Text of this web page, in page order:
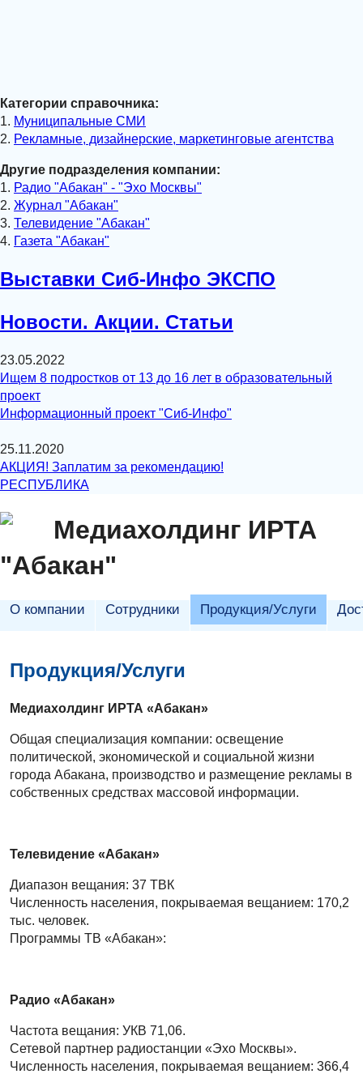
Категории справочника:
1. Муниципальные СМИ
2. Рекламные, дизайнерские, маркетинговые агентства
Другие подразделения компании:
1. Радио "Абакан" - "Эхо Москвы"
2. Журнал "Абакан"
3. Телевидение "Абакан"
4. Газета "Абакан"
Выставки Сиб-Инфо ЭКСПО
Новости. Акции. Статьи
23.05.2022
Ищем 8 подростков от 13 до 16 лет в образовательный
проект
Информационный проект "Сиб-Инфо"
25.11.2020
АКЦИЯ! Заплатим за рекомендацию!
РЕСПУБЛИКА
Медиахолдинг ИРТА
"Абакан"
О компании Сотрудники Продукция/Услуги
Продукция/Услуги
Медиахолдинг ИРТА «Абакан»
Общая специализация компании: освещение
политической, экономической и социальной жизни
города Абакана, производство и размещение рекламы в
собственных средствах массовой информации.
Телевидение «Абакан»
Диапазон вещания: 37 ТВК
Численность населения, покрываемая вещанием: 170,2
тыс. человек.
Программы ТВ «Абакан»:
Радио «Абакан»
Частота вещания: УКВ 71,06.
Сетевой партнер радиостанции «Эхо Москвы».
Численность населения, покрываемая вещанием: 366,4